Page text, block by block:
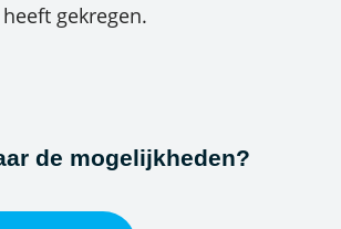
gekregen.
de mogelijkheden?